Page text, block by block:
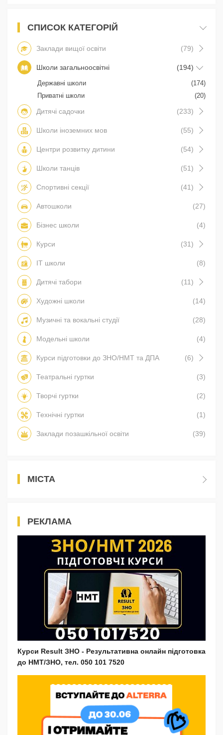
СПИСОК КАТЕГОРІЙ
Заклади вищої освіти (79)
Школи загальноосвітні (194)
Державні школи
(174)
Приватні школи
(20)
Дитячі садочки (233)
Школи іноземних мов (55)
Центри розвитку дитини (54)
Школи танців (51)
Спортивні секції (41)
Автошколи (27)
Бізнес школи (4)
Курси (31)
IT школи (8)
Дитячі табори (11)
Художні школи (14)
Музичні та вокальні студії (28)
Модельні школи (4)
Курси підготовки до ЗНО/НМТ та ДПА (6)
Театральні гуртки (3)
Творчі гуртки (2)
Технічні гуртки (1)
Заклади позашкільної освіти (39)
МІСТА
РЕКЛАМА
Курси Result ЗНО - Результативна онлайн підготовка
до НМТ/ЗНО, тел. 050 101 7520